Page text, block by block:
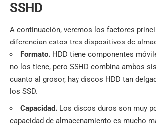
SSHD
A continuación, veremos los factores
diferencian estos tres dispositivos de
Formato. HDD tiene componentes
no los tiene, pero SSHD combina ambos
cuanto al grosor, hay discos HDD tan
los SSD.
Capacidad. Los discos duros son muy
capacidad de almacenamiento es mucho